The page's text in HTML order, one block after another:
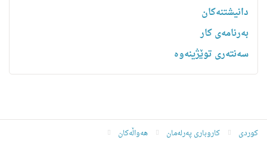
دانیشتنه‌کان
بەرنامەی کار
سەنتەری توێژینەوە
کوردی کاروباری پەرلەمان هەواڵەکان